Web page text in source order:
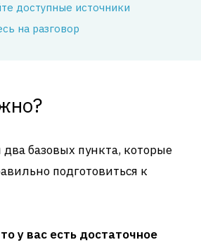
доступные источники
на разговор
базовых пункта, которые
подготовиться к
у вас есть достаточное